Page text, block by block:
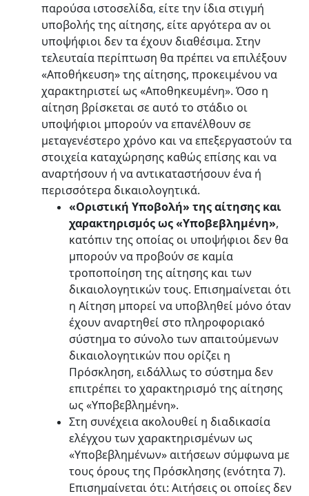
παρούσα ιστοσελίδα, είτε την ίδια στιγμή
υποβολής της αίτησης, είτε αργότερα αν οι
υποψήφιοι δεν τα έχουν διαθέσιμα. Στην
τελευταία περίπτωση θα πρέπει να επιλέξουν
«Αποθήκευση» της αίτησης, προκειμένου να
χαρακτηριστεί ως «Αποθηκευμένη». Όσο η
αίτηση βρίσκεται σε αυτό το στάδιο οι
υποψήφιοι μπορούν να επανέλθουν σε
μεταγενέστερο χρόνο και να επεξεργαστούν τα
στοιχεία καταχώρησης καθώς επίσης και να
αναρτήσουν ή να αντικαταστήσουν ένα ή
περισσότερα δικαιολογητικά.
«Οριστική Υποβολή» της αίτησης και
χαρακτηρισμός ως «Υποβεβλημένη»,
κατόπιν της οποίας οι υποψήφιοι δεν θα
μπορούν να προβούν σε καμία
τροποποίηση της αίτησης και των
δικαιολογητικών τους. Επισημαίνεται ότι
η Αίτηση μπορεί να υποβληθεί μόνο όταν
έχουν αναρτηθεί στο πληροφοριακό
σύστημα το σύνολο των απαιτούμενων
δικαιολογητικών που ορίζει η
Πρόσκληση, ειδάλλως το σύστημα δεν
επιτρέπει το χαρακτηρισμό της αίτησης
ως «Υποβεβλημένη».
Στη συνέχεια ακολουθεί η διαδικασία
ελέγχου των χαρακτηρισμένων ως
«Υποβεβλημένων» αιτήσεων σύμφωνα με
τους όρους της Πρόσκλησης (ενότητα 7).
Επισημαίνεται ότι: Αιτήσεις οι οποίες δεν